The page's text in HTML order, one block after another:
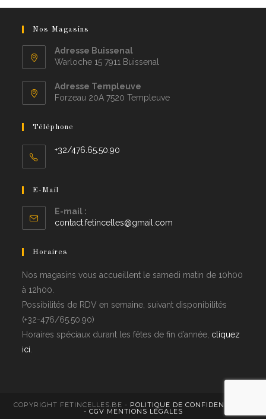
Nos Magasins
Adresse Buissenal
Warloche 15 7911 Buissenal
Adresse Templeuve
Forzeau 20A 7520 Templeuve
Téléphone
+32/476.65.50.90
E-Mail
E-mail :
contact.fetincelles@gmail.com
Horaires
Nos magasins vous accueillent le samedi matin de 10h00
à 12h00.
Possibilités de RDV en semaine, suivant disponibilités
(+32-476/65.50.90)
Horaires spéciaux durant les fêtes de fin d’année, cliquez
ici
COPYRIGHT FETINCELLES.BE - POLITIQUE DE CONFIDENTIALITÉ
- CGV MENTIONS LÉGALES